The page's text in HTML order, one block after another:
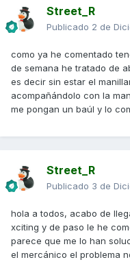
Street_R
Publicado 2 de
como ya he comentado
de semana he tratado de
es decir sin estar el
acompañándolo con la
me pongan un baúl y lo
Street_R
Publicado 3 de
hola a todos, acabo de
xciting y de paso le he
parece que me lo han
el mercánico el problema